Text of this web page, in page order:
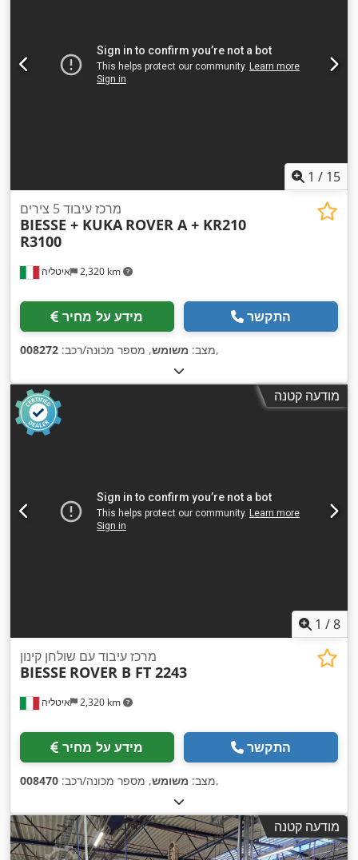
1 / 15
איטליה 2,320 km
מרכז עיבוד 5 צירים
BIESSE + KUKA ROVER A + KR210
R3100
מידע על מחיר התקשר
מצב: משומש, מספר מכונה/רכב: 008272 ,
מודעה קטנה
1 /8
איטליה 2,320 km
מרכז עיבוד עם שולחן קינון
BIESSE ROVER B FT 2243
מידע על מחיר התקשר
מצב: משומש, מספר מכונה/רכב: 008470 ,
מודעה קטנה